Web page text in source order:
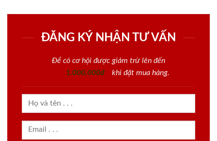
ĐĂNG KÝ NHẬN TƯ VẤN
Để có cơ hội được giảm trừ lên đến
1.000.000đ
khi đặt mua hàng.